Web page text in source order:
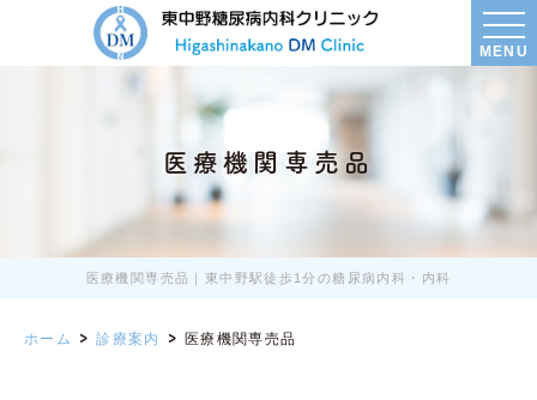
MENU
医療機関専売品
医療機関専売品｜東中野駅徒歩1分の糖尿病内科・内科
ホーム 診療案内 医療機関専売品